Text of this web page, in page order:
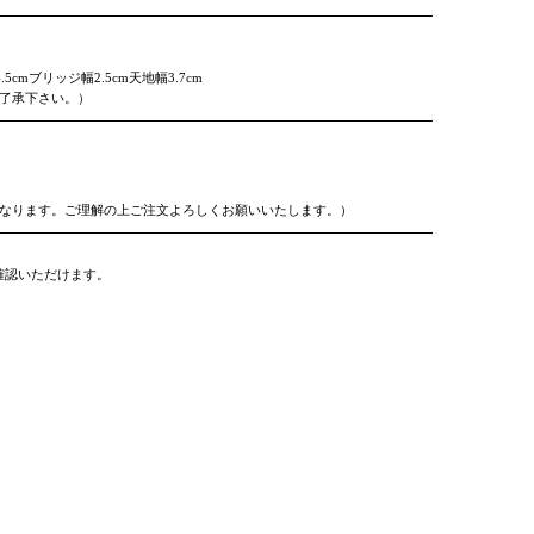
ブリッジ幅2.5cm天地幅3.7cm
承下さい。）
ります。ご理解の上ご注文よろしくお願いいたします。）
いただけます。